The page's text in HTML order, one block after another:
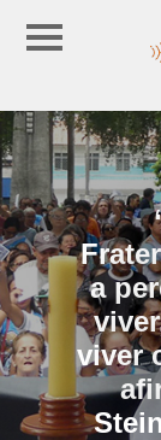
a
viver